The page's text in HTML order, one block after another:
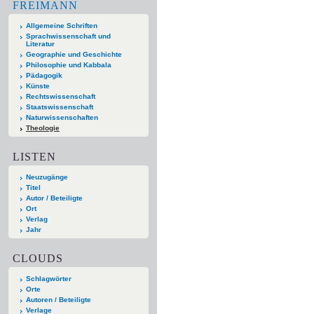
FREIMANN
Allgemeine Schriften
Sprachwissenschaft und
Literatur
Geographie und Geschichte
Philosophie und Kabbala
Pädagogik
Künste
Rechtswissenschaft
Staatswissenschaft
Naturwissenschaften
Theologie
LISTEN
Neuzugänge
Titel
Autor / Beteiligte
Ort
Verlag
Jahr
CLOUDS
Schlagwörter
Orte
Autoren / Beteiligte
Verlage